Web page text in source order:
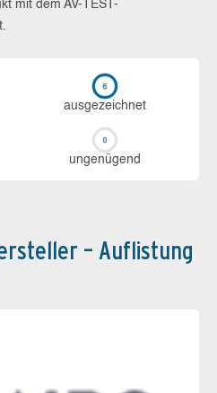
mit dem AV-TEST-
aus­ge­zeich­net
un­ge­nü­gend
– Auflistung